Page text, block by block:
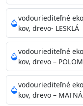
vysokými nárokmi
nemocnice,
sály,
škôlky, telocvične,
vhodná aj do
(trieda 2 podľa EN
zachovaní
povrchov. Má
vysokú výdatnosť a
vodouriediteľné
kov, drevo- LESKLÁ
vodouriediteľné
kov, drevo –
vodouriediteľné
kov, drevo – MATNÁ